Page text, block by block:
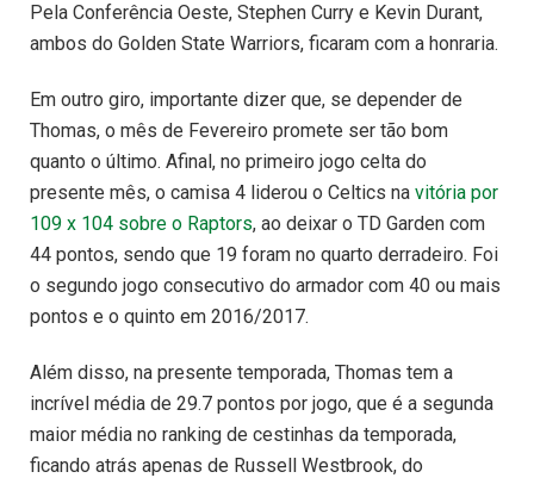
Pela Conferência Oeste, Stephen Curry e Kevin Durant,
ambos do Golden State Warriors, ficaram com a honraria.
Em outro giro, importante dizer que, se depender de
Thomas, o mês de Fevereiro promete ser tão bom
quanto o último. Afinal, no primeiro jogo celta do
presente mês, o camisa 4 liderou o Celtics na vitória por
109 x 104 sobre o Raptors, ao deixar o TD Garden com
44 pontos, sendo que 19 foram no quarto derradeiro. Foi
o segundo jogo consecutivo do armador com 40 ou mais
pontos e o quinto em 2016/2017.
Além disso, na presente temporada, Thomas tem a
incrível média de 29.7 pontos por jogo, que é a segunda
maior média no ranking de cestinhas da temporada,
ficando atrás apenas de Russell Westbrook, do